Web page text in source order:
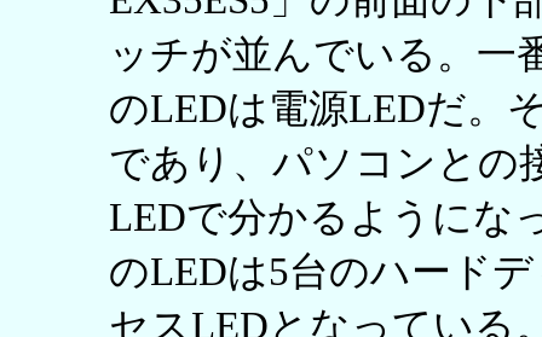
ッチが並んでいる。一
のLEDは電源LEDだ。
であり、パソコンとの
LEDで分かるようにな
のLEDは5台のハード
セスLEDとなっている